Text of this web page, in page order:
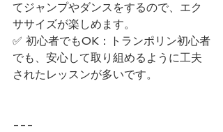
てジャンプやダンスをするので、エク
ササイズが楽しめます。
✅ 初心者でもOK：トランポリン初心者
でも、安心して取り組めるように工夫
されたレッスンが多いです。
---